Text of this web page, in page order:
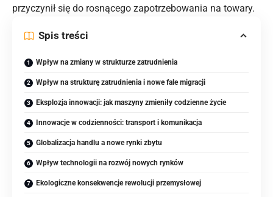
przyczynił się do rosnącego zapotrzebowania na towary.
Spis treści
Wpływ na zmiany w strukturze zatrudnienia
Wpływ na strukturę zatrudnienia i nowe fale migracji
Eksplozja innowacji: jak maszyny zmieniły codzienne życie
Innowacje w codzienności: transport i komunikacja
Globalizacja handlu a nowe rynki zbytu
Wpływ technologii na rozwój nowych rynków
Ekologiczne konsekwencje rewolucji przemysłowej